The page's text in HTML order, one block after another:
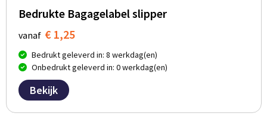
Bedrukte Bagagelabel slipper
vanaf € 1,25
Bedrukt geleverd in: 8 werkdag(en)
Onbedrukt geleverd in: 0 werkdag(en)
Bekijk